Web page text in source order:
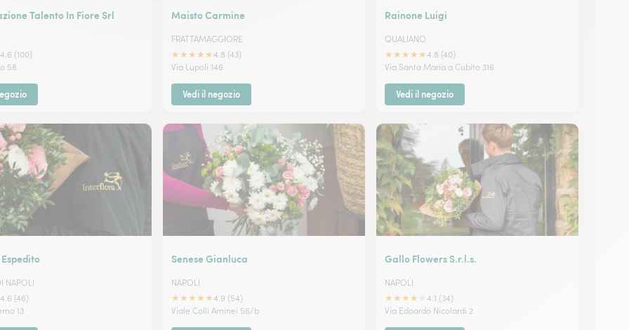
Talento In Fiore Srl
4.6 (100)
58
Maisto Carmine
FRATTAMAGGIORE
★★★★★4.8 (43)
Via Lupoli 146
Vedi il negozio
Rainone Luigi
QUALIANO
★★★★★4.8 (40)
Via Santa Maria a Cubito 316
Vedi il negozio
NAPOLI
4.6 (46)
13
Senese Gianluca
NAPOLI
★★★★★4.9 (54)
Viale Colli Aminei 56/b
Gallo Flowers S.r.l.s.
NAPOLI
★★★★
4.1 (34)
Via Edoardo Nicolardi 2